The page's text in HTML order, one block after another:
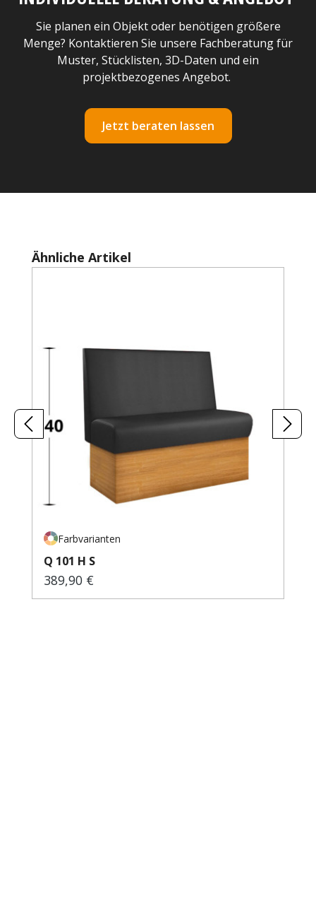
Sie planen ein Objekt oder benötigen größere
Menge? Kontaktieren Sie unsere Fachberatung für
Muster, Stücklisten, 3D-Daten und ein
projektbezogenes Angebot.
Jetzt beraten lassen
Produktgalerie überspringen
Ähnliche Artikel
Farbvarianten
Q 101 H S
Regulärer Preis:
389,90 €